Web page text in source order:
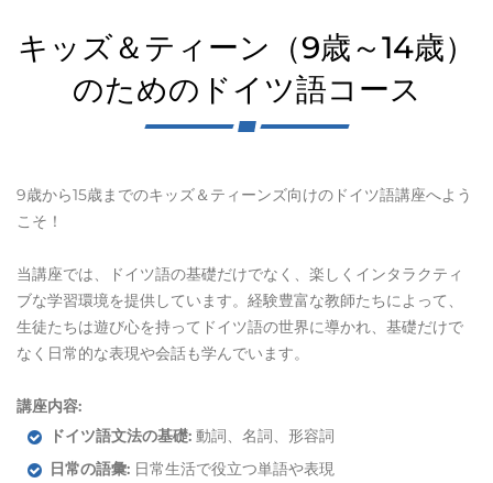
キッズ＆ティーン（9歳～14歳）
のためのドイツ語コース
9歳から15歳までのキッズ＆ティーンズ向けのドイツ語講座へよう
こそ！
当講座では、ドイツ語の基礎だけでなく、楽しくインタラクティ
ブな学習環境を提供しています。経験豊富な教師たちによって、
生徒たちは遊び心を持ってドイツ語の世界に導かれ、基礎だけで
なく日常的な表現や会話も学んでいます。
講座内容:
ドイツ語文法の基礎: 動詞、名詞、形容詞
日常の語彙: 日常生活で役立つ単語や表現